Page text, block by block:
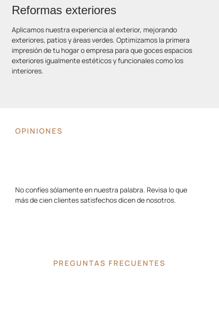
Reformas exteriores
Aplicamos nuestra experiencia al exterior, mejorando
exteriores, patios y áreas verdes. Optimizamos la primera
impresión de tu hogar o empresa para que goces espacios
exteriores igualmente estéticos y funcionales como los
interiores.
OPINIONES
No confíes sólamente en nuestra palabra. Revisa lo que
más de cien clientes satisfechos dicen de nosotros.
PREGUNTAS FRECUENTES